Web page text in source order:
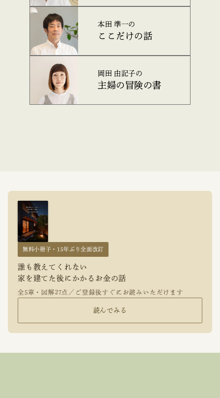
本田 準一の
ここだけの話
岡田 由記子の
主婦の冒険の書
無料小冊子・15年ぶり全面改訂
誰も教えてくれない
家を建てた後にかかるお金の話
全5章・図解27点／ご登録後すぐにお読みいただけます
読んでみる